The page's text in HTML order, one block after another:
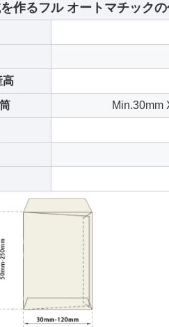
作るフル オートマチック
高
Min.30mm